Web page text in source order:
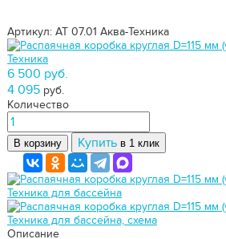
Артикул: АТ 07.01 Аква-Техника
6 500 руб.
4 095 руб.
Количество
В корзину Купить в 1 клик
Описание